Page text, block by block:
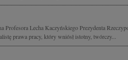
Profesora Lecha Kaczyńskiego Prezydenta
prawa pracy, który wniósł istotny, twórczy...